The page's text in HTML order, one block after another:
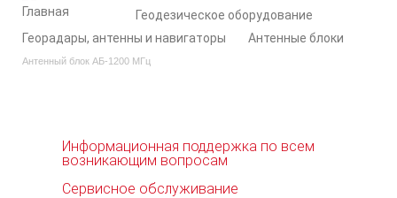
Геодезическое оборудование
Георадары, антенны и навигаторы
Антенные блоки
Антенный блок АБ-1200 МГц
Информационная поддержка по всем
возникающим вопросам
Сервисное обслуживание